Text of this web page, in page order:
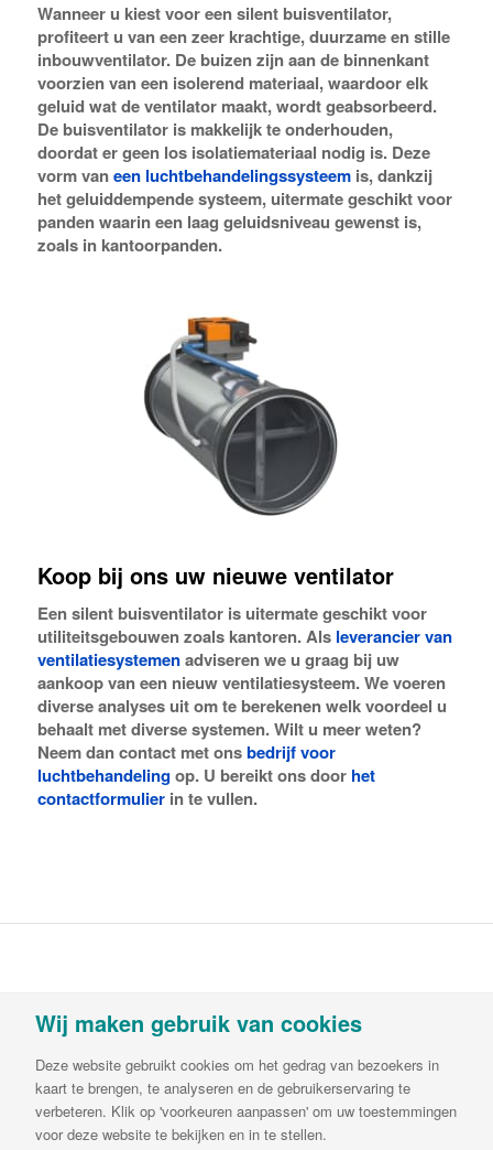
Wanneer u kiest voor een silent buisventilator,
profiteert u van een zeer krachtige, duurzame en stille
inbouwventilator. De buizen zijn aan de binnenkant
voorzien van een isolerend materiaal, waardoor elk
geluid wat de ventilator maakt, wordt geabsorbeerd.
De buisventilator is makkelijk te onderhouden,
doordat er geen los isolatiemateriaal nodig is. Deze
vorm vaneen luchtbehandelingssysteemis, dankzij
het geluiddempende systeem, uitermate geschikt voor
panden waarin een laag geluidsniveau gewenst is,
zoals in kantoorpanden.
Koop bij ons uw nieuwe ventilator
Een silent buisventilator is uitermate geschikt voor
utiliteitsgebouwen zoals kantoren. Als leverancier van
ventilatiesystemenadviseren we u graag bij uw
aankoop van een nieuw ventilatiesysteem. We voeren
diverse analyses uit om te berekenen welk voordeel u
behaalt met diverse systemen. Wilt u meer weten?
Neem dan contact met onsbedrijf voor
luchtbehandelingop. U bereikt ons door het
contactformulierin te vullen.
Luchtbehandeling & Ventilatie B.V.Buitendijks 63 |
3356 LX Papendrecht | T:
info@vortvent.nl| KvK: 65549236| BTW:
NL8561.57.569B01 | IBAN NL65ABNA0644510846
Wij maken gebruik van cookies
Deze website gebruikt cookies om het gedrag van bezoekers in
kaart te brengen, te analyseren en de gebruikerservaring te
verbeteren. Klik op 'voorkeuren aanpassen' om uw toestemmingen
voor deze website te bekijken en in te stellen.